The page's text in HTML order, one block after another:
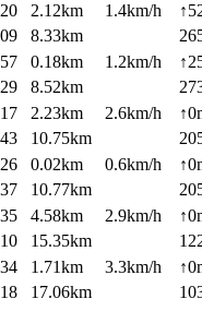
2.12km 1.4km/h
8.33km
0.18km 1.2km/h
8.52km
2.23km 2.6km/h
10.75km
0.02km 0.6km/h
10.77km
4.58km 2.9km/h
15.35km
1.71km 3.3km/h
17.06km